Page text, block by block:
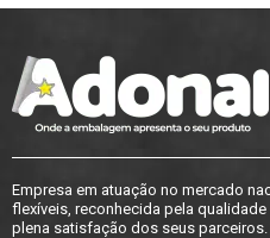
Empresa em atuação no mercado
flexíveis, reconhecida pela
plena satisfação dos seus parceiros.